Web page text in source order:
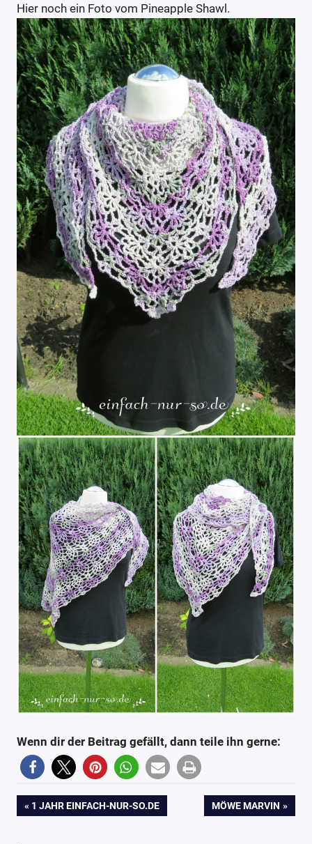
Hier noch ein Foto vom Pineapple Shawl.
Wenn dir der Beitrag gefällt, dann teile ihn gerne:
7
Anleitung
Beitragsnavigation
VORHERIGER
1 JAHR EINFACH-NUR-SO.DE
NÄCHSTER
MÖWE MARVIN